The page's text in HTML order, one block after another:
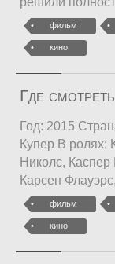
фильм
кино
Где
Год: 2015
Купер В ролях:
Николс,
Карсен
фильм
кино